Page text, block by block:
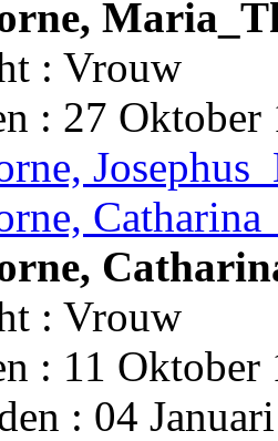
: Vrouw
: 27
: Vrouw
: 11
: 04